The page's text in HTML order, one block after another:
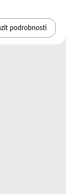
podrobnosti